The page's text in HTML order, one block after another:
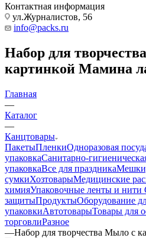
Контактная информация
ул.Журналистов, 56
info@packs.ru
Набор для
картинкой Мамина
Главная
—
Каталог
—
Канцтовары
ПакетыПленкиОдноразовая
упаковкаСанитарно-
упаковкаВсе для праздника
сумкиХозтоварыМедицинские
химияУпаковочные ленты и нити
защитыПродуктыОборудование
упаковкиАвтотоварыТовары для
торговлиРазное
—Набор для творчества Мыло с